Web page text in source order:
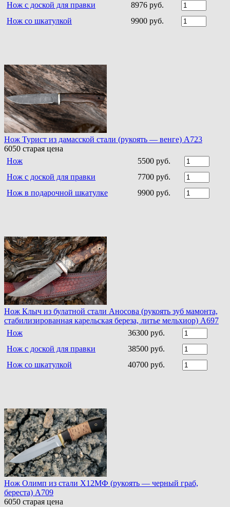
Нож с доской для правки
8976 руб.
Нож со шкатулкой
9900 руб.
Нож Турист из дамасской стали (рукоять — венге) A723
6050 старая цена
Нож
5500 руб.
Нож с доской для правки
7700 руб.
Нож в подарочной шкатулке
9900 руб.
Нож Клыч из булатной стали Аносова (рукоять зуб мамонта,
стабилизированная карельская береза, литье мельхиор) A697
Нож
36300 руб.
Нож с доской для правки
38500 руб.
Нож со шкатулкой
40700 руб.
Нож Олимп из стали Х12МФ (рукоять — черный граб,
береста) A709
6050 старая цена